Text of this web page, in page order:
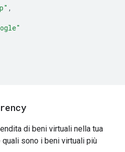
,
di beni virtuali nella tua
sono i beni virtuali più